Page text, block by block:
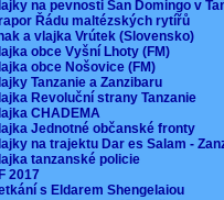
na pevnosti San Domingo v
Řádu maltézských rytířů
a vlajka Vrútek (Slovensko)
obce Vyšní Lhoty (FM)
obce Nošovice (FM)
Tanzanie a Zanzibaru
Revoluční strany Tanzanie
CHADEMA
Jednotné občanské fronty
na trajektu Dar es Salam -
tanzanské policie
2017
s Eldarem Shengelaiou